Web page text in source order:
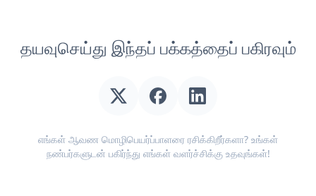
தயவுசெய்து இந்தப் பக்கத்தைப் பகிரவும்
எங்கள் ஆவண மொழிபெயர்ப்பாளரை ரசிக்கிறீர்களா? உங்கள்
நண்பர்களுடன் பகிர்ந்து எங்கள் வளர்ச்சிக்கு உதவுங்கள்!